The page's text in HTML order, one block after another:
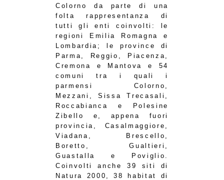
Colorno da parte di una
folta rappresentanza di
tutti gli enti coinvolti: le
regioni Emilia Romagna e
Lombardia; le province di
Parma, Reggio, Piacenza,
Cremona e Mantova e 54
comuni tra i quali i
parmensi Colorno,
Mezzani, Sissa Trecasali,
Roccabianca e Polesine
Zibello e, appena fuori
provincia, Casalmaggiore,
Viadana, Brescello,
Boretto, Gualtieri,
Guastalla e Poviglio.
Coinvolti anche 39 siti di
Natura 2000, 38 habitat di